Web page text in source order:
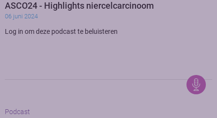
ASCO24 - Highlights niercelcarcinoom
06 juni 2024
Log in om deze podcast te beluisteren
Podcast